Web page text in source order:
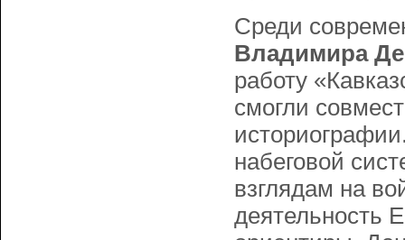
Среди
Владимира
работу
смогли
набеговой
взглядам на
деятельность